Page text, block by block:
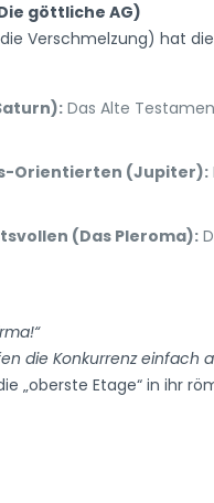
göttliche AG)
Verschmelzung) hat
Das Alte
Orientierten (Jupiter):
(Das Pleroma):
die Konkurrenz einfach
„oberste Etage“ in ihr